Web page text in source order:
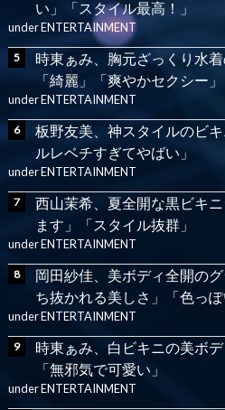
い」「スタイル最高！」
underENTERTAINMENT
時東ぁみ、胸元ざっくり水
「綺麗」「爽やかセクシー」
underENTERTAINMENT
板野友美、神スタイルのビ
ルレベチすぎてやばい」
underENTERTAINMENT
西山茉希、夏全開な黒ビキ
ます」「スタイル抜群」
underENTERTAINMENT
岡田紗佳、美ボディ全開の
ち抜かれる美しさ」「色っぽ
underENTERTAINMENT
時東ぁみ、白ビキニの美ボ
「無邪気で可愛い」
underENTERTAINMENT